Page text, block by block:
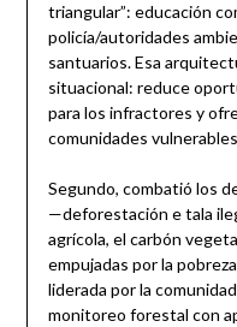
triangular”: educación
policía/autoridades
santuarios. Esa
situacional: reduce
para los infractores y
comunidades
Segundo, combatió los
—deforestación e tala
agrícola, el carbón
empujadas por la
liderada por la
monitoreo forestal con